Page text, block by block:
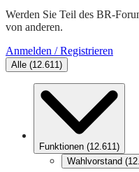
Werden Sie Teil des BR-
von anderen.
Anmelden / Registrieren
Alle (12.611)
Funktionen (12.611)
Wahlvorstand (